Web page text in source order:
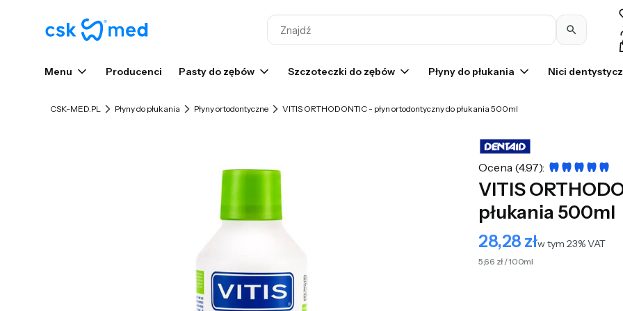
Menu Producenci Pasty do zębów Szczoteczki do zębów Płyny do płukania Nici
CSK-MED.PL Płyny do płukania Płyny ortodontyczne VITIS ORTHODONTIC - płyn ortodontyczny do płukania 500ml
Ocena (4.97):
VITIS
płukania 500ml
Cena
28,28 złw tym 23% VAT
w tym 23%VAT
5,66 zł / 100ml